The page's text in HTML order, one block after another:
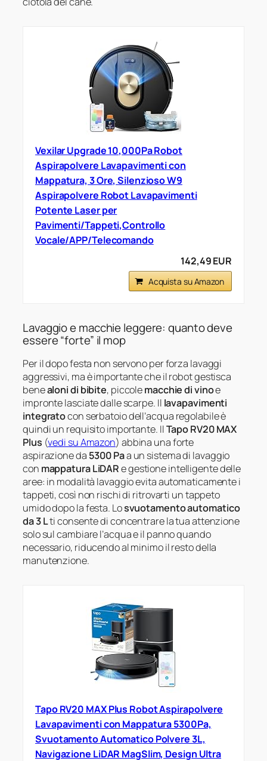
Vexilar Upgrade 10,000Pa Robot
Aspirapolvere Lavapavimenti con
Mappatura, 3 Ore, Silenzioso W9
Aspirapolvere Robot Lavapavimenti
Potente Laser per
Pavimenti/Tappeti,Controllo
Vocale/APP/Telecomando
142,49 EUR
Acquista su Amazon
Lavaggio e macchie leggere: quanto deve
essere “forte” il mop
Per il dopo festa non servono per forza lavaggi
aggressivi, ma è importante che il robot gestisca
benealoni di bibite, piccolemacchie di vinoe
impronte lasciate dalle scarpe. Il lavapavimenti
integratocon serbatoio dell’acqua regolabile è
quindi un requisito importante. IlTapo RV20 MAX
Plus (vedi su Amazon) abbina una forte
aspirazione da 5300 Paa un sistema di lavaggio
con mappatura LiDARe gestione intelligente delle
aree: in modalità lavaggio evita automaticamente i
tappeti, così non rischi di ritrovarti un tappeto
umido dopo la festa. Losvuotamento automatico
da 3 Lti consente di concentrare la tua attenzione
solo sul cambiare l’acqua e il panno quando
necessario, riducendo al minimo il resto della
manutenzione.
Tapo RV20 MAX Plus Robot Aspirapolvere
Lavapavimenti con Mappatura 5300Pa,
Svuotamento Automatico Polvere 3L,
Navigazione LiDAR MagSlim, Design Ultra